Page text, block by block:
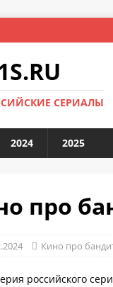
СЕРИАЛЫ
2024 2025
про
Кино про
российского